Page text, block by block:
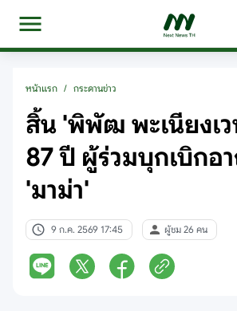
หน้าแรก / กระดานข่าว
สิ้น 'พิพัฒ พะเนียงเ
87 ปี ผู้ร่วมบุกเบิกอ
'มาม่า'
9 ก.ค. 2569 17:45 ผู้ชม 26 คน